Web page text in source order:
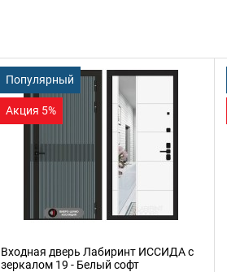
Популярный
Акция 5%
Входная дверь Лабиринт ИССИДА с
зеркалом 19 - Белый софт